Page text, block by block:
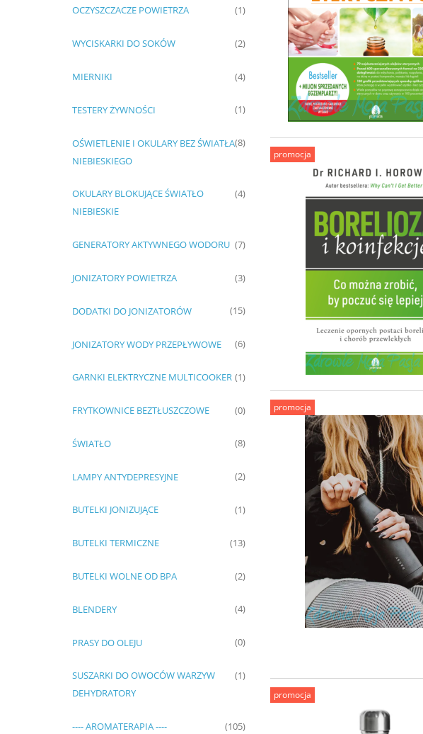
OCZYSZCZACZE POWIETRZA (1)
WYCISKARKI DO SOKÓW (2)
MIERNIKI (4)
TESTERY ŻYWNOŚCI (1)
OŚWIETLENIE I OKULARY BEZ ŚWIATŁA
NIEBIESKIEGO
(8)
OKULARY BLOKUJĄCE ŚWIATŁO
NIEBIESKIE
(4)
GENERATORY AKTYWNEGO WODORU (7)
JONIZATORY POWIETRZA (3)
DODATKI DO JONIZATORÓW (15)
JONIZATORY WODY PRZEPŁYWOWE (6)
GARNKI ELEKTRYCZNE MULTICOOKER (1)
FRYTKOWNICE BEZTŁUSZCZOWE (0)
ŚWIATŁO (8)
LAMPY ANTYDEPRESYJNE (2)
BUTELKI JONIZUJĄCE (1)
BUTELKI TERMICZNE (13)
BUTELKI WOLNE OD BPA (2)
BLENDERY (4)
PRASY DO OLEJU (0)
SUSZARKI DO OWOCÓW WARZYW
DEHYDRATORY
(1)
---- AROMATERAPIA ---- (105)
promocja
promocja
promocja